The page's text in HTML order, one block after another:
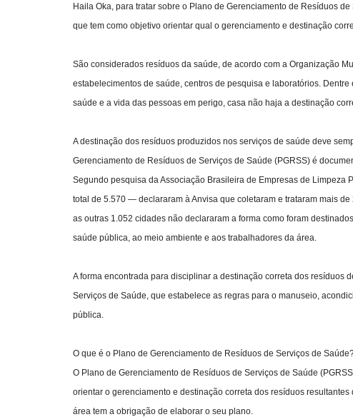
Haila Oka, para tratar sobre o Plano de Gerenciamento de Resíduos
que tem como objetivo orientar qual o gerenciamento e destinação
São considerados resíduos da saúde, de acordo com a Organização
estabelecimentos de saúde, centros de pesquisa e laboratórios.
saúde e a vida das pessoas em perigo, casa não haja a destinação
A destinação dos resíduos produzidos nos serviços de saúde deve
Gerenciamento de Resíduos de Serviços de Saúde (PGRSS) é
Segundo pesquisa da Associação Brasileira de Empresas de
total de 5.570 — declararam à Anvisa que coletaram e trataram mais
as outras 1.052 cidades não declararam a forma como foram
saúde pública, ao meio ambiente e aos trabalhadores da área.
A forma encontrada para disciplinar a destinação correta dos resíduos
Serviços de Saúde, que estabelece as regras para o manuseio,
pública.
O que é o Plano de Gerenciamento de Resíduos de Serviços de
O Plano de Gerenciamento de Resíduos de Serviços de Saúde
orientar o gerenciamento e destinação correta dos resíduos
área tem a obrigação de elaborar o seu plano.